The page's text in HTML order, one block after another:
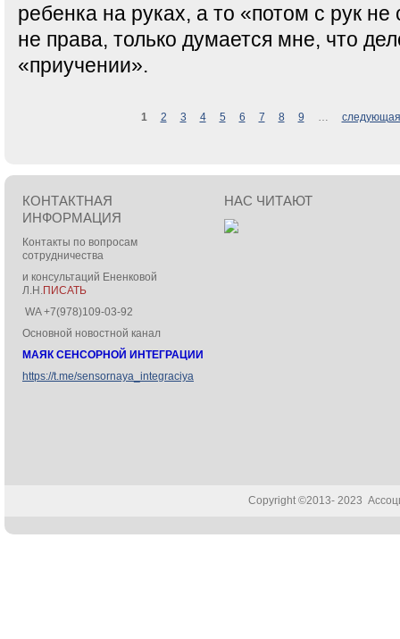
ребенка на руках, а то «потом с рук
не права, только думается мне, что
«приучении».
1 2 3 4 5 6 7 8 9 … следующая
КОНТАКТНАЯ
ИНФОРМАЦИЯ
Контакты по вопросам
сотрудничества
и консультаций Ененковой
Л.Н.ПИСАТЬ
WA +7(978)109-03-92
Основной новостной канал
МАЯК СЕНСОРНОЙ ИНТЕГРАЦИИ
https://t.me/sensornaya_integraciya
НАС ЧИТАЮТ
Copyright ©2013- 2023